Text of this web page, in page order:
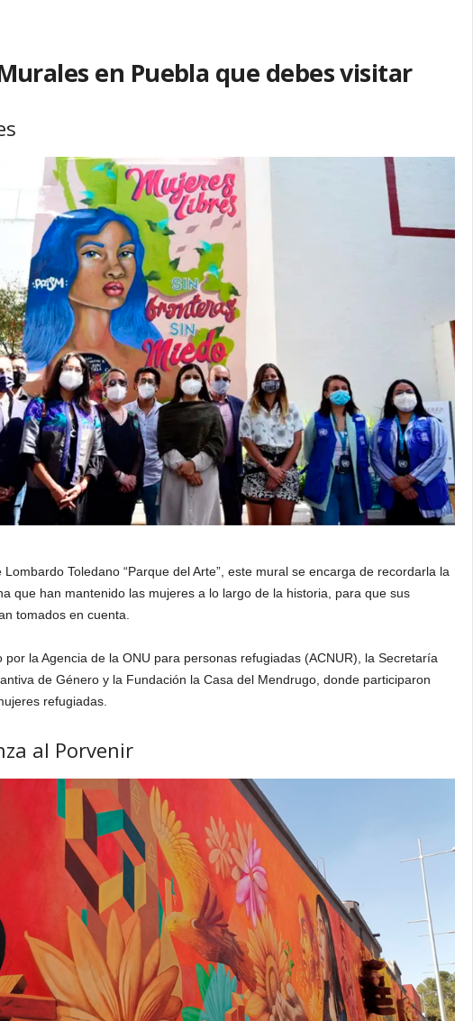
en Puebla que debes visitar
Toledano “Parque del Arte”, este mural se encarga de recordarla la
que han mantenido las mujeres a lo largo de la historia, para que sus
tomados en cuenta.
por la Agencia de la ONU para personas refugiadas (ACNUR), la Secretaría
de Género y la Fundación la Casa del Mendrugo, donde participaron
refugiadas.
al Porvenir